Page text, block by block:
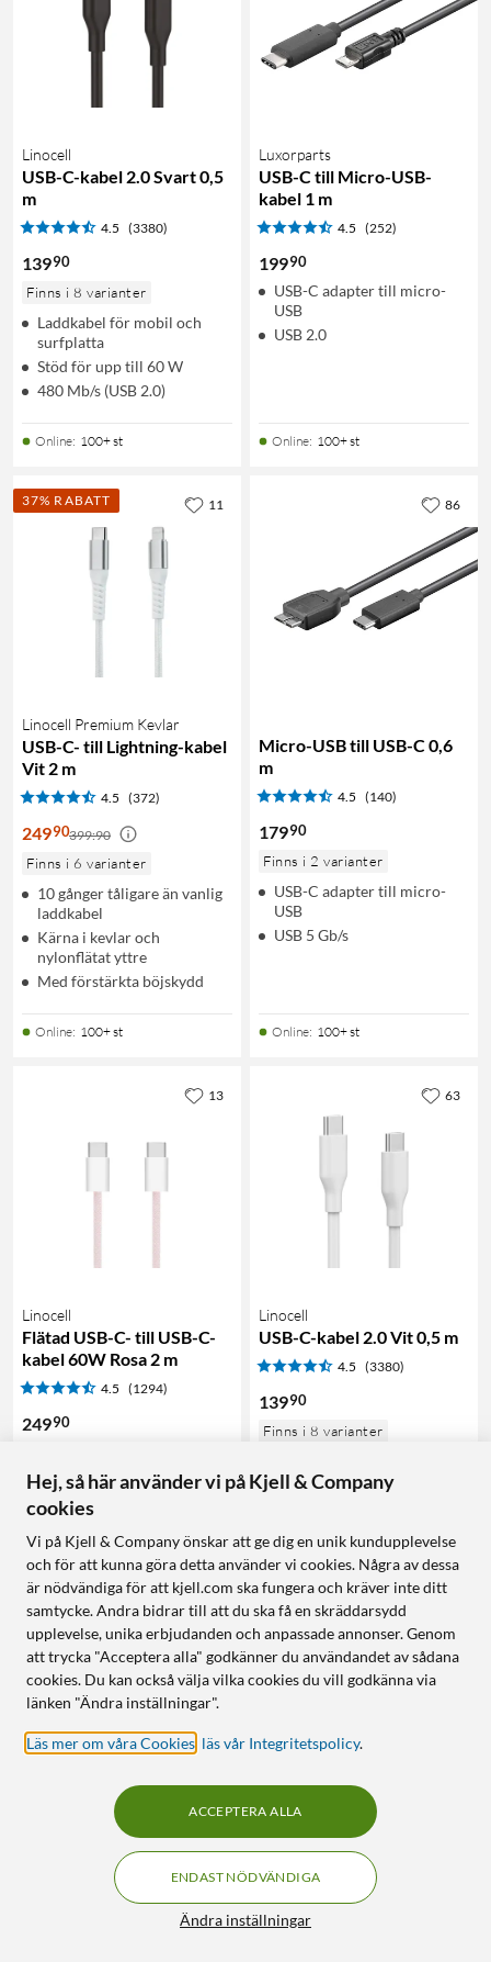
Linocell
USB-C-kabel 2.0 Svart 0,5
m
4.5 (3380)
13990
Finns i 8 varianter
Laddkabel för mobil och
surfplatta
Stöd för upp till 60 W
480 Mb/s (USB 2.0)
Online: 100+ st
Luxorparts
USB-C till Micro-USB-
kabel 1 m
4.5 (252)
19990
USB-C adapter till micro-
USB
USB 2.0
Online: 100+ st
37% RABATT
Linocell Premium Kevlar
USB-C- till Lightning-kabel
Vit 2 m
4.5 (372)
24990399:90
Finns i 6 varianter
10 gånger tåligare än vanlig
laddkabel
Kärna i kevlar och
nylonflätat yttre
Med förstärkta böjskydd
Online: 100+ st
11
Micro-USB till USB-C 0,6
m
4.5 (140)
17990
Finns i 2 varianter
USB-C adapter till micro-
USB
USB 5 Gb/s
Online: 100+ st
86
Linocell
Flätad USB-C- till USB-C-
kabel 60W Rosa 2 m
4.5 (1294)
24990
Flätad kabel
För upp till 60 W
Mb/s
13
Linocell
USB-C-kabel 2.0 Vit 0,5 m
4.5 (3380)
13990
Finns i 8 varianter
surfplatta
63
USB-C till HDMI-kabel 1 m
30 33% RABATT
Linocell Premium Kevlar
USB-C- till Lightning-kabel
Svart 1 m
4
Hej, så här använder vi på Kjell & Company
cookies
Vi på Kjell & Company önskar att ge dig en unik kundupplevelse
och för att kunna göra detta använder vi cookies. Några av dessa
är nödvändiga för att kjell.com ska fungera och kräver inte ditt
samtycke. Andra bidrar till att du ska få en skräddarsydd
upplevelse, unika erbjudanden och anpassade annonser. Genom
att trycka "Acceptera alla" godkänner du användandet av sådana
cookies. Du kan också välja vilka cookies du vill godkänna via
länken "Ändra inställningar".
Läs mer om våra Cookies läs vår Integritetspolicy.
Ändra inställningar
ENDAST NÖDVÄNDIGA
ACCEPTERA ALLA